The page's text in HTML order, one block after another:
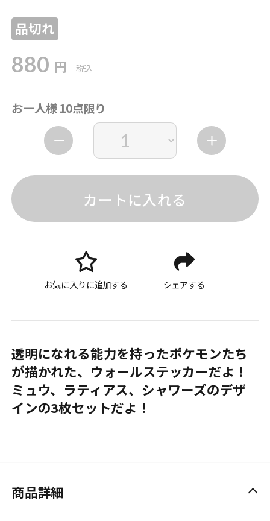
品切れ
880 円 税込
お一人様 10点限り
カートに入れる
お気に入りに追加する シェアする
透明になれる能力を持ったポケモンたち
が描かれた、ウォールステッカーだよ！
ミュウ、ラティアス、シャワーズのデザ
インの3枚セットだよ！
商品詳細